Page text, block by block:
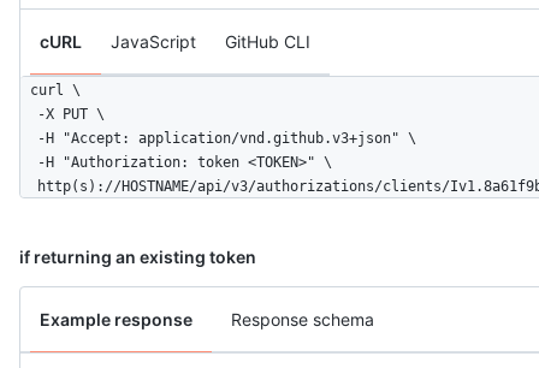
cURL JavaScript GitHub CLI
curl \
  -X PUT \
  -H "Accept: application/vnd.github.v3+json" \
  -H "Authorization: token <TOKEN>" \
http(s)://HOSTNAME/api/v3/authorizations/clients/
if returning an existing token
Example response Response schema